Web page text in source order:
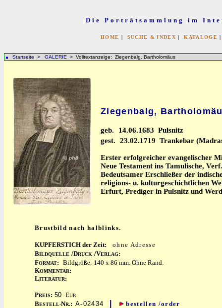
Die Porträtsammlung im
HOME | SUCHE & INDEX |KATALOGE
Startseite > GALERIE > Volltextanzeige: Ziegenbalg, Bartholomäus
Ziegenbalg,
geb.
14.06.1683 Pulsnitz
gest.
23.02.1719 Trankebar
Erster erfolgreicher evangelischer
Neue Testament ins Tamulische,
Bedeutsamer Erschließer der
religions- u. kulturgeschichtlichen
Erfurt, Prediger in Pulsnitz und
Brustbild nach halblinks.
KUPFERSTICH der Zeit:
ohne Adresse
BILDQUELLE /DRUCK /VERLAG:
FORMAT: Bildgröße: 140 x 86 mm. Ohne Rand.
KOMMENTAR:
LITERATUR:
x
PREIS: 50 EUR
BESTELL-NR.: A-02434 | bestellen /order